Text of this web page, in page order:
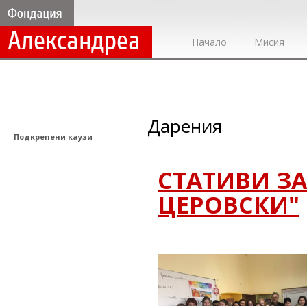
Начало Мисия
Подкрепени каузи Дарения
СТАТИВИ
ЦЕРОВСКИ"